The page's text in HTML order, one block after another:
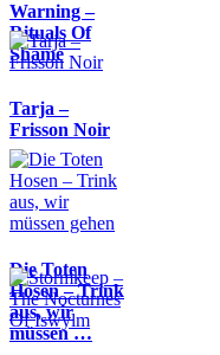
Warning –
Rituals Of
Shame
Tarja –
Frisson Noir
Die Toten
Hosen – Trink
aus, wir
müssen …